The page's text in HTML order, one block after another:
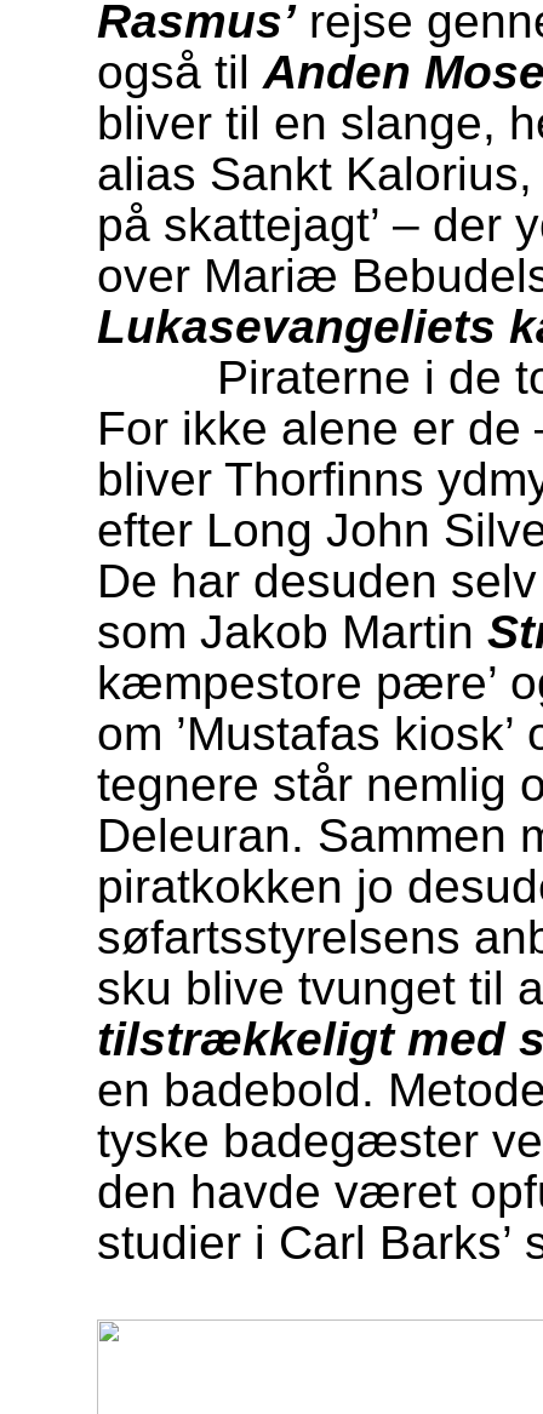
Rasmus’rejse
også til Anden
bliver til en slange,
alias Sankt
på skattejagt’ – der
over Mariæ
Lukasevangeliets
Piraterne i de to
For ikke alene er
bliver Thorfinns
efter Long John
De har desuden
som Jakob Martin
kæmpestore pære’
om ’Mustafas kiosk’
tegnere står nemlig
Deleuran. Sammen
piratkokken jo
søfartsstyrelsens
sku blive tvunget til
tilstrækkeligt med
en badebold.
tyske badegæster
den havde været
studier i Carl